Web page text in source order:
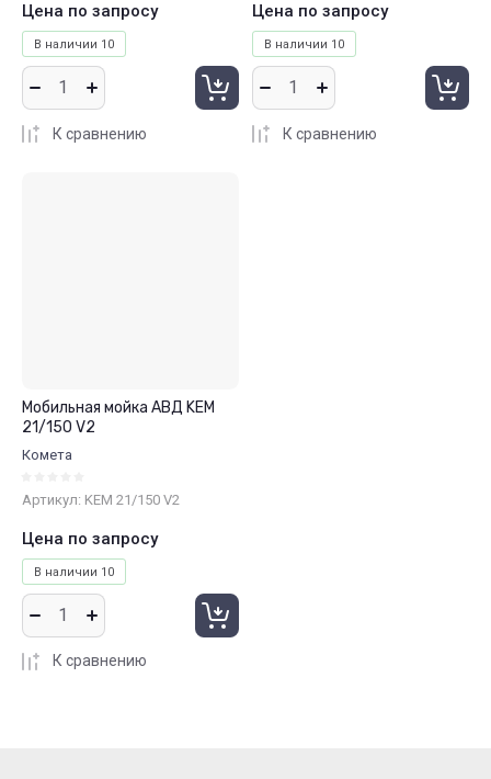
В наличии 10
Цена по запросу
К сравнению
В наличии 10
Цена по запросу
К сравнению
Мобильная мойка АВД KEM
21/150 V2
Комета
Артикул: KEM 21/150 V2
В наличии 10
Цена по запросу
К сравнению